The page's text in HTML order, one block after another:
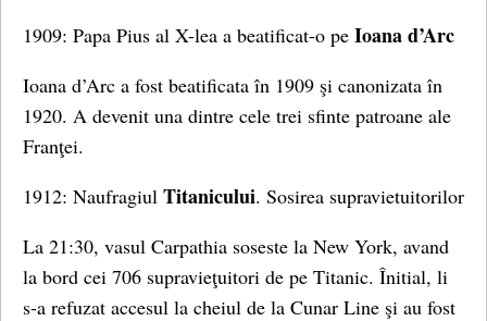
1909: Papa Pius al X-lea a beatificat-o pe Ioana d’Arc
Ioana d’Arc a fost beatificata în 1909 şi canonizata în
1920. A devenit una dintre cele trei sfinte patroane ale
Franţei.
1912: Naufragiul Titanicului. Sosirea supravietuitorilor
La 21:30, vasul Carpathia soseste la New York, avand
la bord cei 706 supravieţuitori de pe Titanic. Înitial, li
s-a refuzat accesul la cheiul de la Cunar Line şi au fost